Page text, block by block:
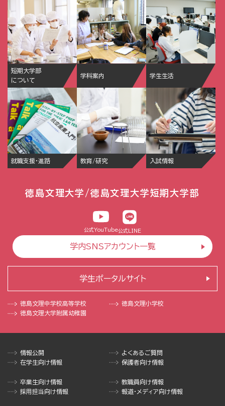
短期大学部
について
学科案内 学生生活
就職支援・進路 教育/研究 入試情報
徳島文理大学/徳島文理大学短期大学部
公式YouTube公式LINE
学内SNSアカウント一覧
徳島文理中学校高等学校
徳島文理小学校
徳島文理大学附属幼稚園
学生ポータルサイト
情報公開
よくあるご質問
在学生向け情報
保護者向け情報
卒業生向け情報
教職員向け情報
採用担当向け情報
報道・メディア向け情報